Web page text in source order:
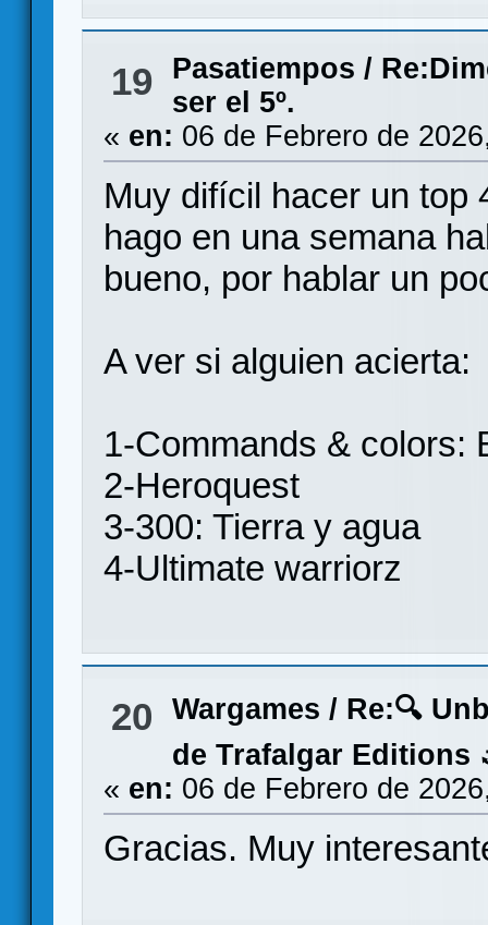
19 Pasatiempos /
ser el 5º.
« en: 06 de Febrero de
Muy difícil hacer un top
hago en una semana
bueno, por hablar un
A ver si alguien acierta:
1-Commands & colors:
2-Heroquest
3-300: Tierra y agua
4-Ultimate warriorz
20 Wargames / Re:🔍
de Trafalgar Editions
« en: 06 de Febrero de
Gracias. Muy